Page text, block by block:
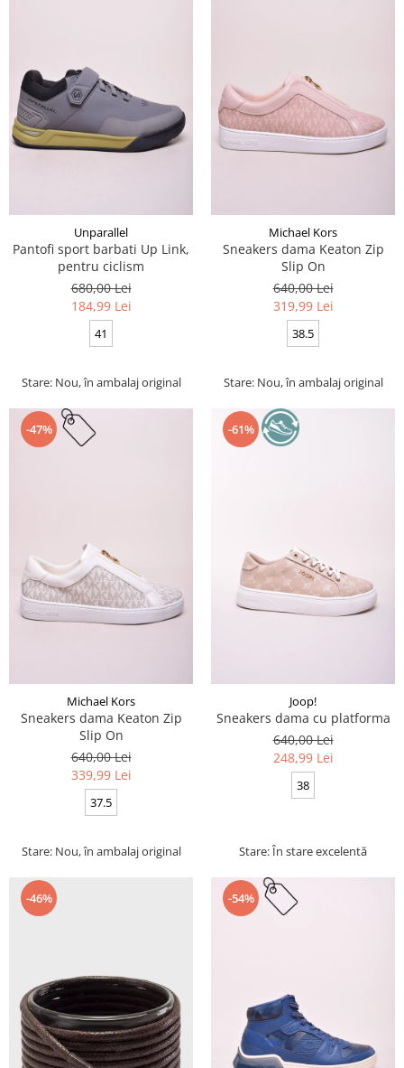
Unparallel
Pantofi sport barbati Up Link,
pentru ciclism
680,00 Lei
184,99 Lei
41
Stare: Nou, în ambalaj original
Michael Kors
Sneakers dama Keaton Zip
Slip On
640,00 Lei
319,99 Lei
38.5
Stare: Nou, în ambalaj original
-47%
Michael Kors
Sneakers dama Keaton Zip
Slip On
640,00 Lei
339,99 Lei
37.5
Stare: Nou, în ambalaj original
-61%
Joop!
Sneakers dama cu platforma
640,00 Lei
248,99 Lei
38
Stare: În stare excelentă
-46% -54%